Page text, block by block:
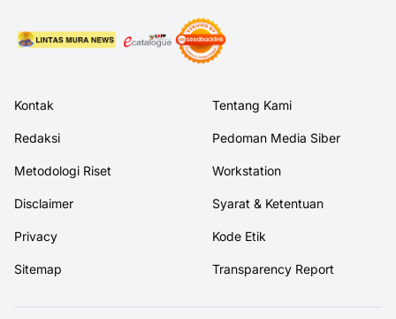
Kontak Tentang Kami
Redaksi Pedoman Media Siber
Metodologi Riset Workstation
Disclaimer Syarat & Ketentuan
Privacy Kode Etik
Sitemap Transparency Report